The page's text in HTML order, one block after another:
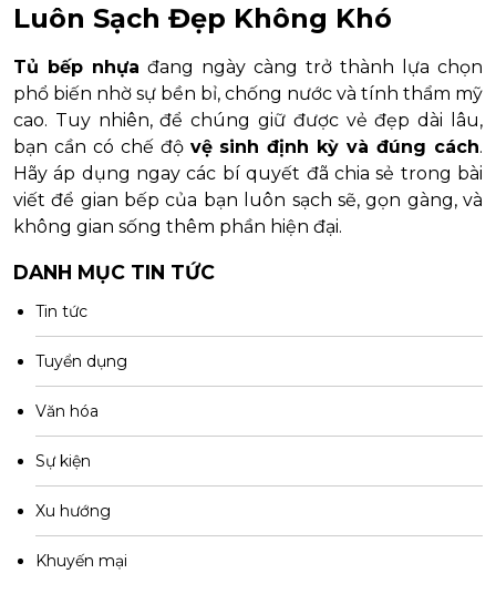
Luôn Sạch Đẹp Không Khó
Tủ bếp nhựa đang ngày càng trở thành lựa chọn
phổ biến nhờ sự bền bỉ, chống nước và tính thẩm mỹ
cao. Tuy nhiên, để chúng giữ được vẻ đẹp dài lâu,
bạn cần có chế độ vệ sinh định kỳ và đúng cách.
Hãy áp dụng ngay các bí quyết đã chia sẻ trong bài
viết để gian bếp của bạn luôn sạch sẽ, gọn gàng, và
không gian sống thêm phần hiện đại.
DANH MỤC TIN TỨC
Tin tức
Tuyển dụng
Văn hóa
Sự kiện
Xu hướng
Khuyến mại